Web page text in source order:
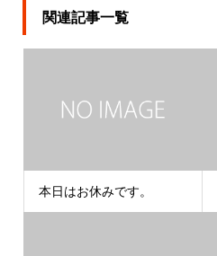
関連記事一覧
本日はお休みです。